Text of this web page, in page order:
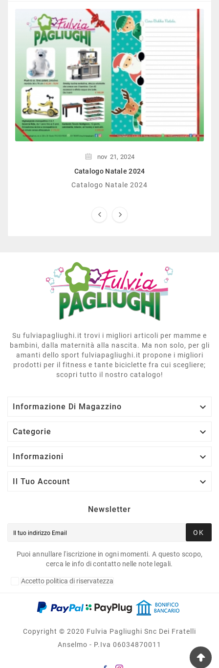
nov 21, 2024
Catalogo Natale 2024
Catalogo Natale 2024
 
Su fulviapagliughi.it trovi i migliori articoli per mamme e
bambini, dalla maternità alla nascita. Ma non solo, per gli
amanti dello sport fulviapagliughi.it propone i migliori
prodotti per il fitness e tante biciclette fra cui scegliere;
scopri tutto il nostro catalogo!
Informazione Di Magazzino 
Categorie 
Informazioni 
Il Tuo Account 
Newsletter
OK
Puoi annullare l'iscrizione in ogni momenti. A questo scopo,
cerca le info di contatto nelle note legali.
Accetto politica di riservatezza
Copyright © 2020 Fulvia Pagliughi Snc Dei Fratelli
Anselmo - P.Iva 06034870011